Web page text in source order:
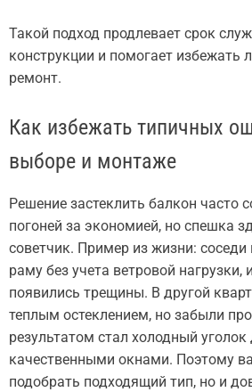
Такой подход продлевает срок
конструкции и помогает избежать
ремонт.
Как избежать типичных
выборе и монтаже
Решение застеклить балкон часто
погоней за экономией, но спешка
советчик. Пример из жизни:
раму без учета ветровой нагрузки,
появились трещины. В другой
теплым остеклением, но забыли про
результатом стал холодный
качественными окнами. Поэтому
подобрать подходящий тип, но и